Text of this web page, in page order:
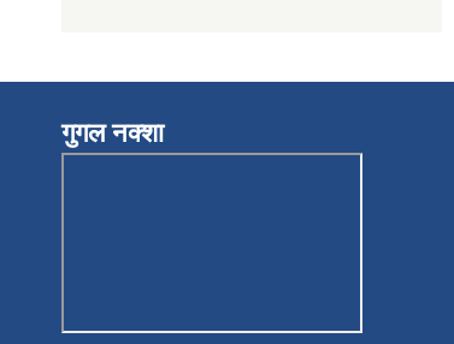
गुगल नक्शा